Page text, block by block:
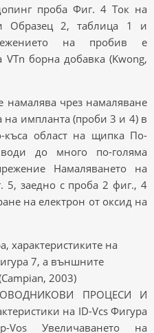
проба Фиг. 4 Ток на
Образец 2, таблица 1 и
на пробив е
борна добавка (Kwong,
намалява чрез намаляване
на импланта (проби 3 и 4) в
къса област на щипка По-
до много по-голяма
Намаляването на
5, заедно с проба 2 фиг., 4
на електрон от оксид на
характеристиките на
7, а външните
2003)
ПРОЦЕСИ И
на ID-Vcs Фигура
Увеличаването на